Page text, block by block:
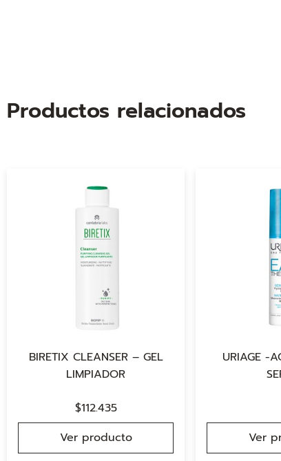
Productos relacionados
BIRETIX CLEANSER – GEL
LIMPIADOR
$112.435
Ver producto
URIAGE -
Ver